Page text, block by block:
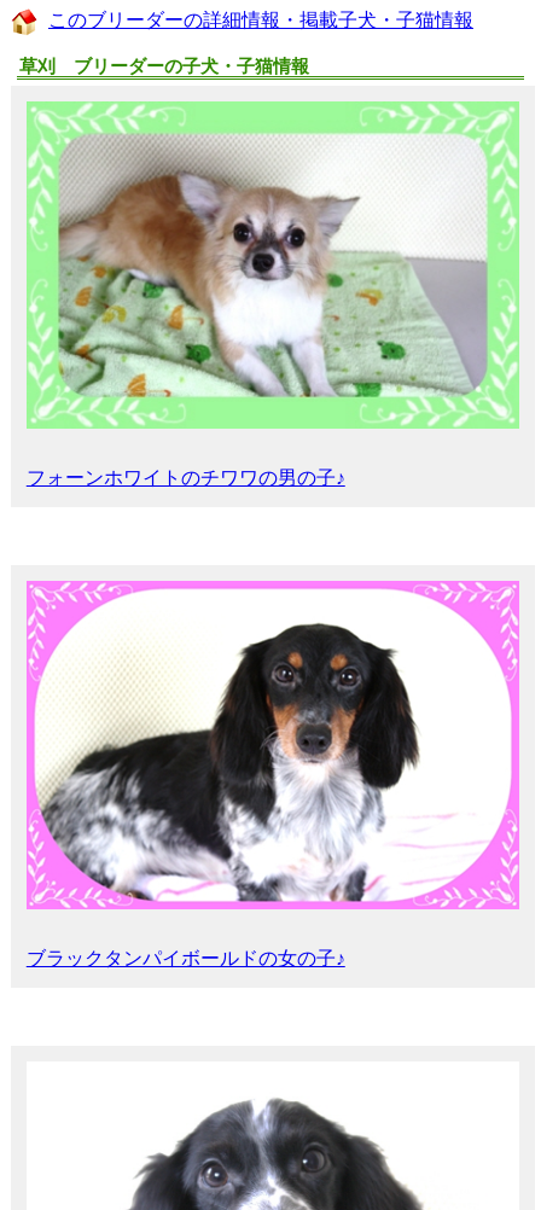
このブリーダーの詳細情報・掲載子犬・子猫情報
草刈 ブリーダーの子犬・子猫情報
フォーンホワイトのチワワの男の子♪
ブラックタンパイボールドの女の子♪